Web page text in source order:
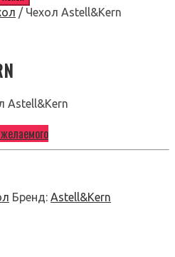
/ Чехол Astell&Kern
Astell&Kern
Бренд: Astell&Kern